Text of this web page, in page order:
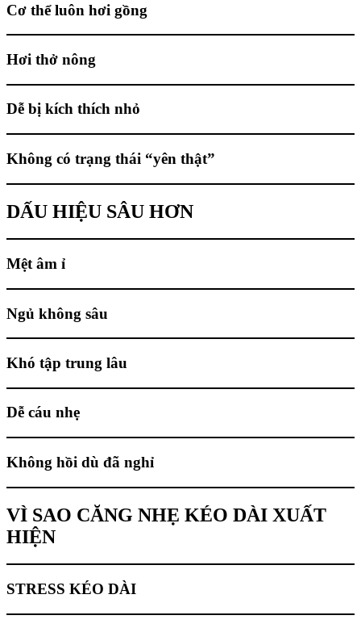
Cơ thể luôn hơi gồng
Hơi thở nông
Dễ bị kích thích nhỏ
Không có trạng thái “yên thật”
DẤU HIỆU SÂU HƠN
Mệt âm ỉ
Ngủ không sâu
Khó tập trung lâu
Dễ cáu nhẹ
Không hồi dù đã nghỉ
VÌ SAO CĂNG NHẸ KÉO DÀI XUẤT
HIỆN
STRESS KÉO DÀI